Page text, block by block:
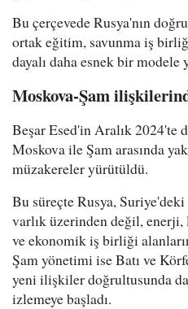
Bu çerçevede Rusya'nın
ortak eğitim, savunma iş
dayalı daha esnek bir
Moskova-Şam
Beşar Esed'in Aralık 2024'te
Moskova ile Şam arasında
müzakereler yürütüldü.
Bu süreçte Rusya,
varlık üzerinden değil,
ve ekonomik iş birliği
Şam yönetimi ise Batı ve
yeni ilişkiler doğrultusunda
izlemeye başladı.